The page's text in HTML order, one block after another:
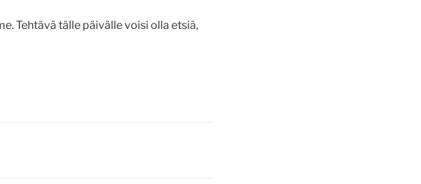
Tehtävä tälle päivälle voisi olla etsiä,